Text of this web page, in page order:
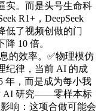
实。而是头号生命科
R1+，DeepSeek
低了视频创做的门
10 倍。
的效率。✅物理模仿
律，当前 AI 的成
年，而是成为每小我
AI 研究——零样本标
响：这项合做可能会